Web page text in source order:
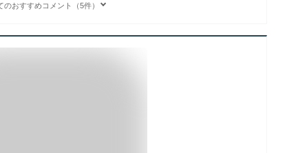
のおすすめコメント（5件）